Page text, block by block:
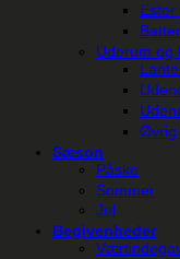
Ester
Uderum og
Øvrig
Sæson
Påske
Sommer
Jul
Begivenheder